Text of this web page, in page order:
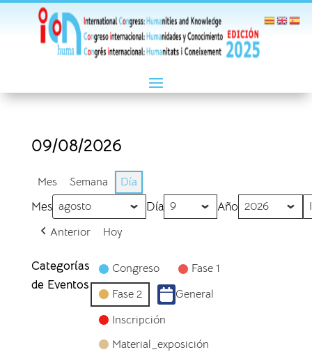
09/08/2026
Mes Semana Día
Mes Día Año
Anterior Hoy
Categorías
de Eventos
Congreso
Fase 1
Fase 2
General
Inscripción
Material_exposición